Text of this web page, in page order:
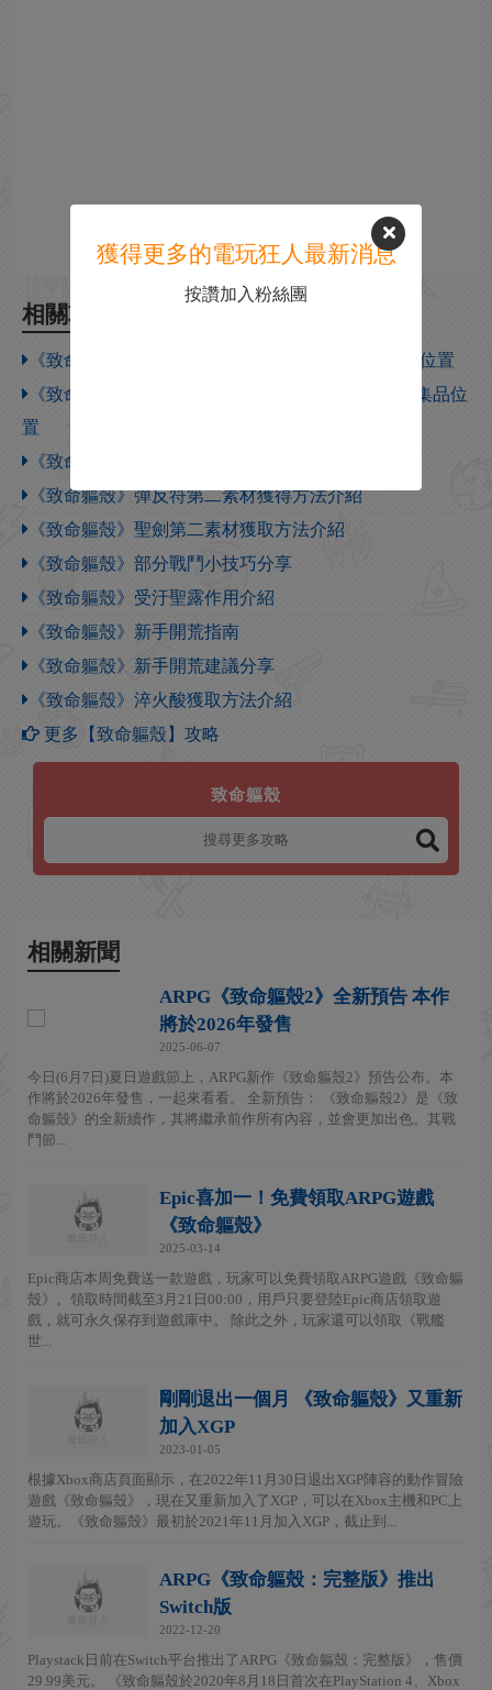
相關攻略
《致命軀殼》全武器升級道具收集攻略 全升級道具位置
《致命軀殼》視頻流程攻略 全boss戰無傷視頻及收集品位
置
《致命軀殼》弩炮修理工具獲取方法介紹
《致命軀殼》彈反符第二素材獲得方法介紹
《致命軀殼》聖劍第二素材獲取方法介紹
《致命軀殼》部分戰鬥小技巧分享
《致命軀殼》受汙聖露作用介紹
《致命軀殼》新手開荒指南
《致命軀殼》新手開荒建議分享
《致命軀殼》淬火酸獲取方法介紹
更多【致命軀殼】攻略
致命軀殼
相關新聞
ARPG《致命軀殼2》全新預告 本作
將於2026年發售
2025-06-07
今日(6月7日)夏日遊戲節上，ARPG新作《致命軀殼2》預告公布。本
作將於2026年發售，一起來看看。 全新預告： 《致命軀殼2》是《致
命軀殼》的全新續作，其將繼承前作所有內容，並會更加出色。其戰
鬥節...
Epic喜加一！免費領取ARPG遊戲
《致命軀殼》
2025-03-14
Epic商店本周免費送一款遊戲，玩家可以免費領取ARPG遊戲《致命軀
殼》。領取時間截至3月21日00:00，用戶只要登陸Epic商店領取遊
戲，就可永久保存到遊戲庫中。 除此之外，玩家還可以領取《戰艦
世...
剛剛退出一個月 《致命軀殼》又重新
加入XGP
2023-01-05
根據Xbox商店頁面顯示，在2022年11月30日退出XGP陣容的動作冒險
遊戲《致命軀殼》，現在又重新加入了XGP，可以在Xbox主機和PC上
遊玩。《致命軀殼》最初於2021年11月加入XGP，截止到...
ARPG《致命軀殼：完整版》推出
Switch版
2022-12-20
Playstack日前在Switch平台推出了ARPG《致命軀殼：完整版》，售價
29.99美元。 《致命軀殼於2020年8月18日首次在PlayStation 4、Xbox
獲得更多的電玩狂人最新消息
按讚加入粉絲團